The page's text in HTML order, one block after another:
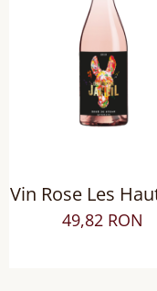
Vin Rose Les
Janeil Syrah sec
49,82 RON